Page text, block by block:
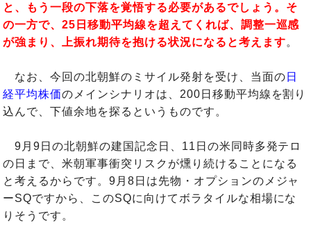
と、もう一段の下落を覚悟する必要があるでしょう。そ
の一方で、25日移動平均線を超えてくれば、調整一巡感
が強まり、上振れ期待を抱ける状況になると考えます。
なお、今回の北朝鮮のミサイル発射を受け、当面の 日
経平均株価のメインシナリオは、200日移動平均線を割り
込んで、下値余地を探るというものです。
9月9日の北朝鮮の建国記念日、11日の米同時多発テロ
の日まで、米朝軍事衝突リスクが燻り続けることになる
と考えるからです。9月8日は先物・オプションのメジャ
ーSQですから、このSQに向けてボラタイルな相場にな
りそうです。